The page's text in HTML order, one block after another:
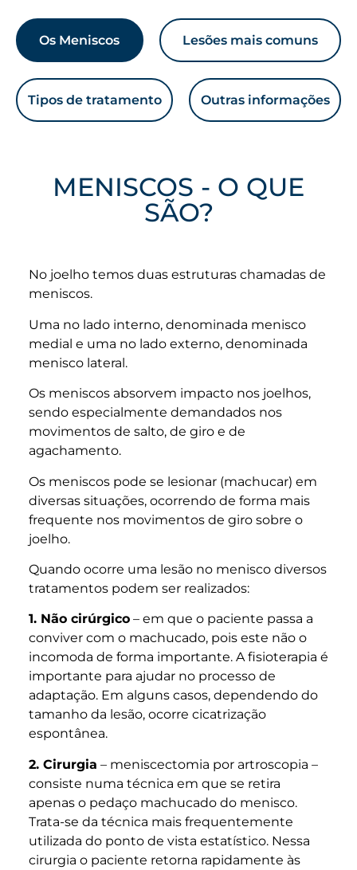
Os Meniscos Lesões mais comuns
Tipos de tratamento Outras informações
MENISCOS - O QUE
SÃO?
No joelho temos duas estruturas chamadas de
meniscos.
Uma no lado interno, denominada menisco
medial e uma no lado externo, denominada
menisco lateral.
Os meniscos absorvem impacto nos joelhos,
sendo especialmente demandados nos
movimentos de salto, de giro e de
agachamento.
Os meniscos pode se lesionar (machucar) em
diversas situações, ocorrendo de forma mais
frequente nos movimentos de giro sobre o
joelho.
Quando ocorre uma lesão no menisco diversos
tratamentos podem ser realizados:
1. Não cirúrgico – em que o paciente passa a
conviver com o machucado, pois este não o
incomoda de forma importante. A fisioterapia é
importante para ajudar no processo de
adaptação. Em alguns casos, dependendo do
tamanho da lesão, ocorre cicatrização
espontânea.
2. Cirurgia – meniscectomia por artroscopia –
consiste numa técnica em que se retira
apenas o pedaço machucado do menisco.
Trata-se da técnica mais frequentemente
utilizada do ponto de vista estatístico. Nessa
cirurgia o paciente retorna rapidamente às